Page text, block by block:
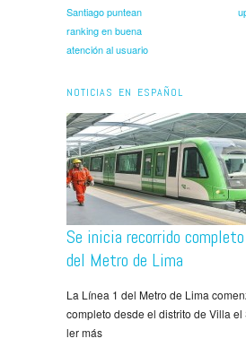
Santiago puntean
ranking en buena
atención al usuario
NOTICIAS EN ESPAÑOL
Se inicia recorrido
del Metro de Lima
La Línea 1 del Metro de Lima
completo desde el distrito de Villa el
ler más